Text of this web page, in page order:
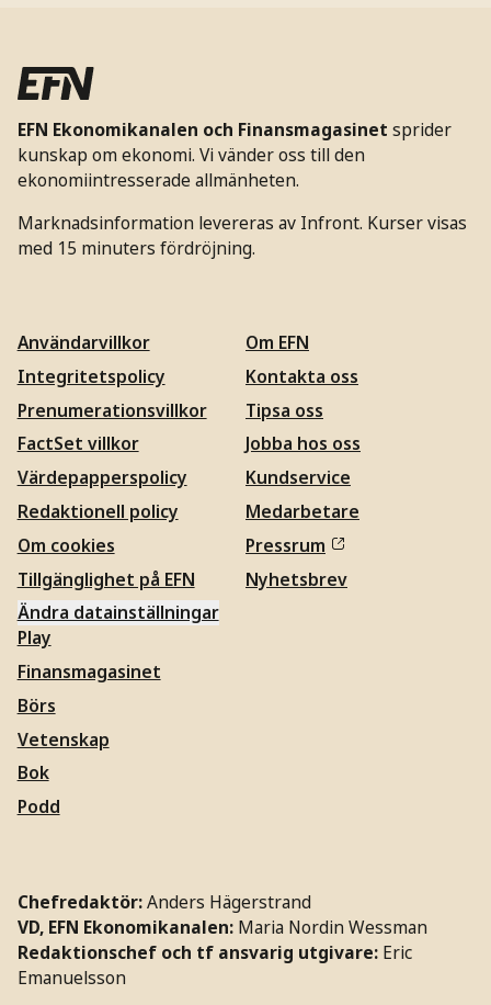
EFN Ekonomikanalen och Finansmagasinet sprider
kunskap om ekonomi. Vi vänder oss till den
ekonomiintresserade allmänheten.
Marknadsinformation levereras av Infront. Kurser visas
med 15 minuters fördröjning.
Användarvillkor
Integritetspolicy
Prenumerationsvillkor
FactSet villkor
Värdepapperspolicy
Redaktionell policy
Om cookies
Tillgänglighet på EFN
Ändra datainställningar
Om EFN
Kontakta oss
Tipsa oss
Jobba hos oss
Kundservice
Medarbetare
Pressrum
Nyhetsbrev
Play
Finansmagasinet
Börs
Vetenskap
Bok
Podd
Chefredaktör:Anders Hägerstrand
VD, EFN Ekonomikanalen: Maria Nordin Wessman
Redaktionschef och tf ansvarig utgivare: Eric
Emanuelsson